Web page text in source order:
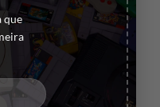
que
ESGOTADO